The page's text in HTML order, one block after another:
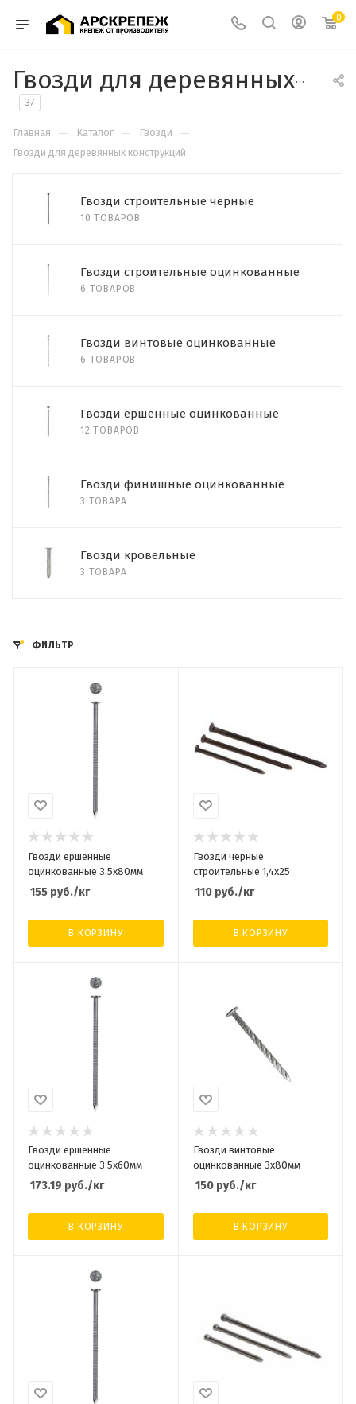
0
Гвозди для деревянных конструкций
37
Главная — Каталог — Гвозди —
Гвозди для деревянных конструкций
Гвозди строительные черные
10 ТОВАРОВ
Гвозди строительные оцинкованные
6 ТОВАРОВ
Гвозди винтовые оцинкованные
6 ТОВАРОВ
Гвозди ершенные оцинкованные
12 ТОВАРОВ
Гвозди финишные оцинкованные
3 ТОВАРА
Гвозди кровельные
3 ТОВАРА
ФИЛЬТР
Гвозди ершенные
оцинкованные 3.5х80мм
155 руб./кг
В КОРЗИНУ
Гвозди черные
строительные 1,4х25
110руб./кг
В КОРЗИНУ
Гвозди ершенные
оцинкованные 3.5х60мм
173.19 руб./кг
В КОРЗИНУ
Гвозди винтовые
оцинкованные 3х80мм
150руб./кг
В КОРЗИНУ